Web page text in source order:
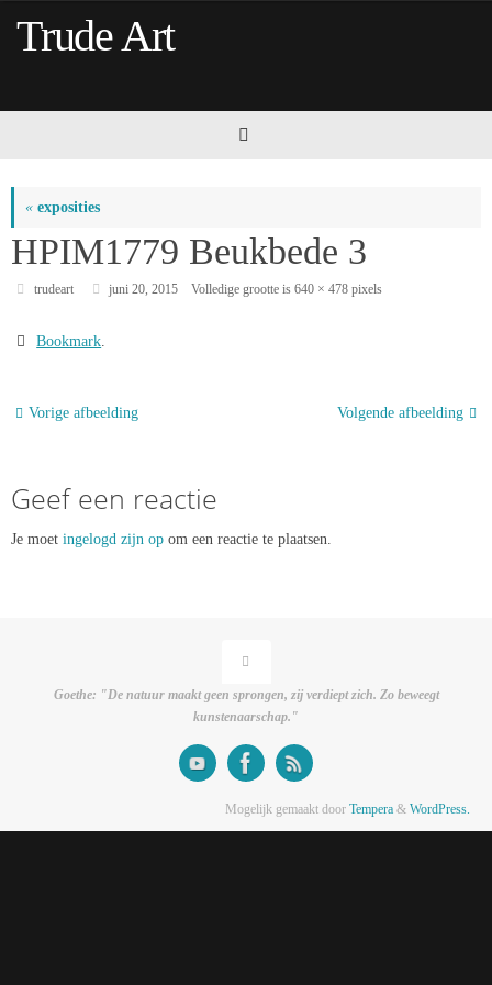
Trude Art
« exposities
HPIM1779 Beukbede 3
trudeart juni 20, 2015 Volledige grootte is640 × 478 pixels
Bookmark
Vorige afbeelding Volgende afbeelding
Geef een reactie
Je moet ingelogd zijn op om een reactie te plaatsen.
Goethe: "De natuur maakt geen sprongen, zij verdiept zich. Zo beweegt
kunstenaarschap."
Mogelijk gemaakt door Tempera & WordPress.